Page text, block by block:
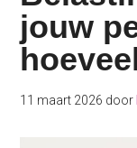
jouw
11 maart 2026 door